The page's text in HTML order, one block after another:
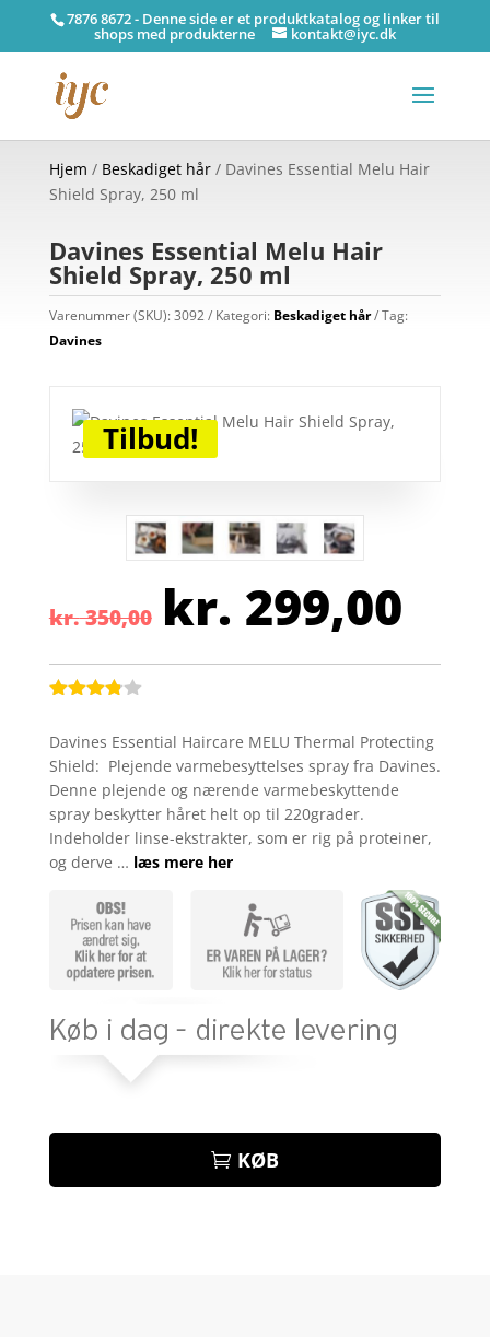
7876 8672 - Denne side er et produktkatalog og linker til
shops med produkterne kontakt@iyc.dk
Hjem / Beskadiget hår/ Davines Essential Melu Hair
Shield Spray, 250 ml
Davines Essential Melu Hair
Shield Spray, 250 ml
Varenummer (SKU):3092 Kategori: Beskadiget hår
Tag:
Davines
Tilbud!
kr.350,00 Den
oprindelige
pris
var:
kr. 299,00Den
pris
er:
ud af 5
baseret
på
kundebed
ømmels
er
Davines Essential Haircare MELU Thermal Protecting
Shield: Plejende varmebesyttelses spray fra Davines.
Denne plejende og nærende varmebeskyttende
spray beskytter håret helt op til 220grader.
Indeholder linse-ekstrakter, som er rig på proteiner,
og derve … læs mere her
KØB